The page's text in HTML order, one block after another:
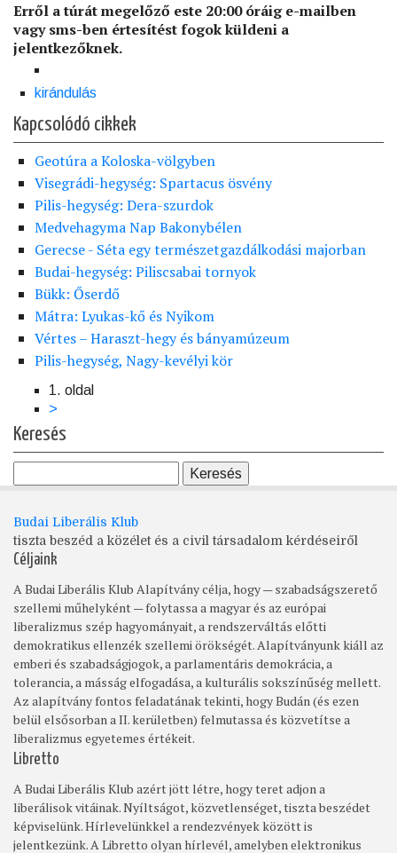
Erről a túrát megelőző este 20:00 óráig e-mailben
vagy sms-ben értesítést fogok küldeni a
jelentkezőknek.
kirándulás
Kapcsolódó cikkek
Geotúra a Koloska-völgyben
Visegrádi-hegység: Spartacus ösvény
Pilis-hegység: Dera-szurdok
Medvehagyma Nap Bakonybélen
Gerecse - Séta egy természetgazdálkodási majorban
Budai-hegység: Piliscsabai tornyok
Bükk: Őserdő
Mátra: Lyukas-kő és Nyikom
Vértes – Haraszt-hegy és bányamúzeum
Pilis-hegység, Nagy-kevélyi kör
Oldalszámozás
1. oldal
Következő
oldal
>
Keresés
Budai Liberális Klub
tiszta beszéd a közélet és a civil társadalom kérdéseiről
Céljaink
A Budai Liberális Klub Alapítvány célja, hogy — szabadságszerető
szellemi műhelyként — folytassa a magyar és az európai
liberalizmus szép hagyományait, a rendszerváltás előtti
demokratikus ellenzék szellemi örökségét. Alapítványunk kiáll az
emberi és szabadságjogok, a parlamentáris demokrácia, a
tolerancia, a másság elfogadása, a kulturális sokszínűség mellett.
Az alapítvány fontos feladatának tekinti, hogy Budán (és ezen
belül elsősorban a II. kerületben) felmutassa és közvetítse a
liberalizmus egyetemes értékeit.
Libretto
A Budai Liberális Klub azért jött létre, hogy teret adjon a
liberálisok vitáinak. Nyíltságot, közvetlenséget, tiszta beszédet
képviselünk. Hírlevelünkkel a rendezvények között is
jelentkezünk. A Libretto olyan hírlevél, amelyben elektronikus